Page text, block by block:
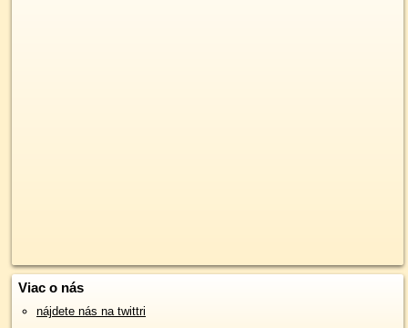
Viac o nás
nájdete nás na twittri